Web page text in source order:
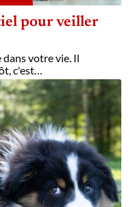
pour veiller
dans votre vie. Il
c'est…